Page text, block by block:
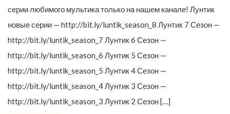
серии любимого мультика только на нашем канале! Лунтик
новые серии — http://bit.ly/luntik_season_8 Лунтик 7 Сезон —
http://bit.ly/luntik_season_7 Лунтик 6 Сезон —
http://bit.ly/luntik_season_6 Лунтик 5 Сезон —
http://bit.ly/luntik_season_5 Лунтик 4 Сезон —
http://bit.ly/luntik_season_4 Лунтик 3 Сезон —
http://bit.ly/luntik_season_3 Лунтик 2 Сезон […]